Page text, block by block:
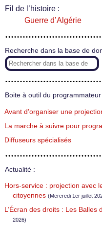
Fil de l’histoire :
Guerre d’Algérie
Recherche dans la base de
Boite à outil du programmateur
Avant d’organiser une
La marche à suivre pour
Diffuseurs spécialisés
Actualité :
Hors-service : projection avec
citoyennes (Mercredi 1er juillet
L’Écran des droits : Les Balles
2026)